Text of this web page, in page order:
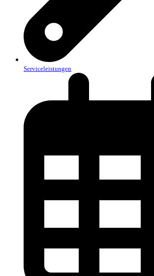
Serviceleistungen